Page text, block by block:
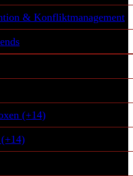
& Konfliktmanagement
(+14)